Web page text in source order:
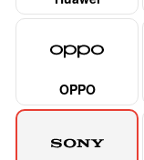
OPPO